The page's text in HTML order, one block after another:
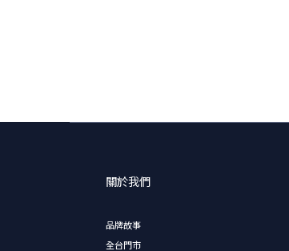
關於我們
品牌故事
全台門市